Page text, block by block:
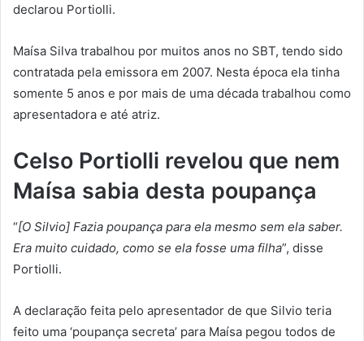
declarou Portiolli.
Maísa Silva trabalhou por muitos anos no SBT, tendo sido
contratada pela emissora em 2007. Nesta época ela tinha
somente 5 anos e por mais de uma década trabalhou como
apresentadora e até atriz.
Celso Portiolli revelou que nem
Maísa sabia desta poupança
“[O Silvio] Fazia poupança para ela mesmo sem ela saber.
Era muito cuidado, como se ela fosse uma filha”, disse
Portiolli.
A declaração feita pelo apresentador de que Silvio teria
feito uma ‘poupança secreta’ para Maísa pegou todos de